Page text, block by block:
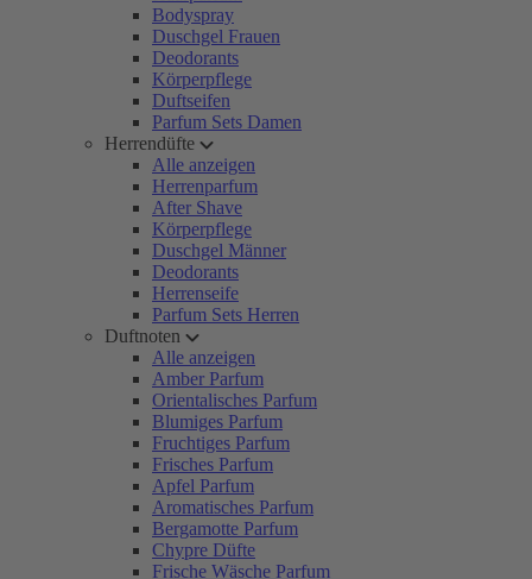
Bodyspray
Duschgel Frauen
Deodorants
Körperpflege
Duftseifen
Parfum Sets Damen
Herrendüfte
Alle anzeigen
Herrenparfum
After Shave
Körperpflege
Duschgel Männer
Deodorants
Herrenseife
Parfum Sets Herren
Duftnoten
Alle anzeigen
Amber Parfum
Orientalisches Parfum
Blumiges Parfum
Fruchtiges Parfum
Frisches Parfum
Apfel Parfum
Aromatisches Parfum
Bergamotte Parfum
Chypre Düfte
Frische Wäsche Parfum